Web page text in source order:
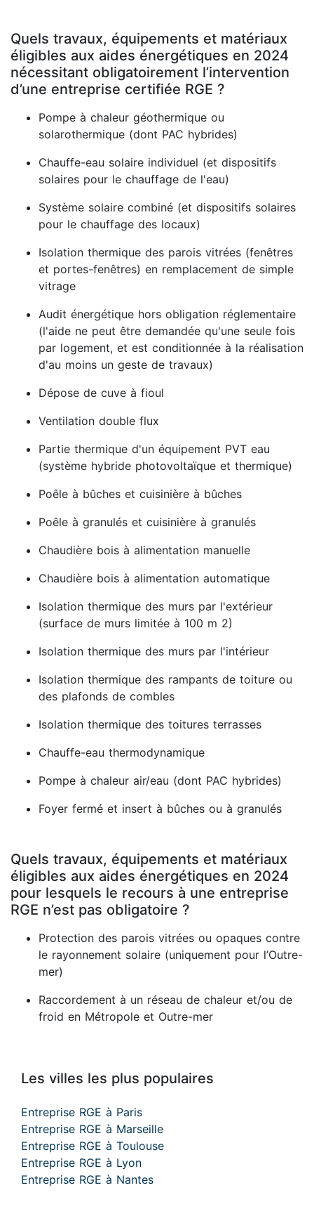
Quels travaux, équipements et matériaux
éligibles aux aides énergétiques en 2024
nécessitant obligatoirement l’intervention
d’une entreprise certifiée RGE ?
Pompe à chaleur géothermique ou
solarothermique (dont PAC hybrides)
Chauffe-eau solaire individuel (et dispositifs
solaires pour le chauffage de l'eau)
Système solaire combiné (et dispositifs solaires
pour le chauffage des locaux)
Isolation thermique des parois vitrées (fenêtres
et portes-fenêtres) en remplacement de simple
vitrage
Audit énergétique hors obligation réglementaire
(l'aide ne peut être demandée qu'une seule fois
par logement, et est conditionnée à la réalisation
d'au moins un geste de travaux)
Dépose de cuve à fioul
Ventilation double flux
Partie thermique d'un équipement PVT eau
(système hybride photovoltaïque et thermique)
Poêle à bûches et cuisinière à bûches
Poêle à granulés et cuisinière à granulés
Chaudière bois à alimentation manuelle
Chaudière bois à alimentation automatique
Isolation thermique des murs par l'extérieur
(surface de murs limitée à 100 m 2)
Isolation thermique des murs par l'intérieur
Isolation thermique des rampants de toiture ou
des plafonds de combles
Isolation thermique des toitures terrasses
Chauffe-eau thermodynamique
Pompe à chaleur air/eau (dont PAC hybrides)
Foyer fermé et insert à bûches ou à granulés
Quels travaux, équipements et matériaux
éligibles aux aides énergétiques en 2024
pour lesquels le recours à une entreprise
RGE n’est pas obligatoire ?
Protection des parois vitrées ou opaques contre
le rayonnement solaire (uniquement pour l’Outre-
mer)
Raccordement à un réseau de chaleur et/ou de
froid en Métropole et Outre-mer
Les villes les plus populaires
Entreprise RGE à Paris
Entreprise RGE à Marseille
Entreprise RGE à Toulouse
Entreprise RGE à Lyon
Entreprise RGE à Nantes